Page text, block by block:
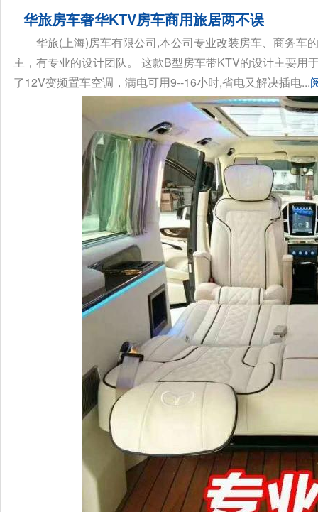
华旅房车奢华KTV房车商用旅居两不误
华旅(上海)房车有限公司,本公司专业改装房车、商务车
主，有专业的设计团队。 这款B型房车带KTV的设计主要用
了12V变频置车空调，满电可用9--16小时,省电又解决插电...